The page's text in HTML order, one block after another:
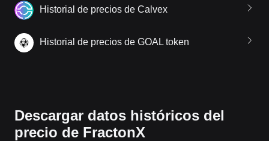
Historial de precios de Calvex
Historial de precios de GOAL token
Descargar datos históricos del
precio de FractonX